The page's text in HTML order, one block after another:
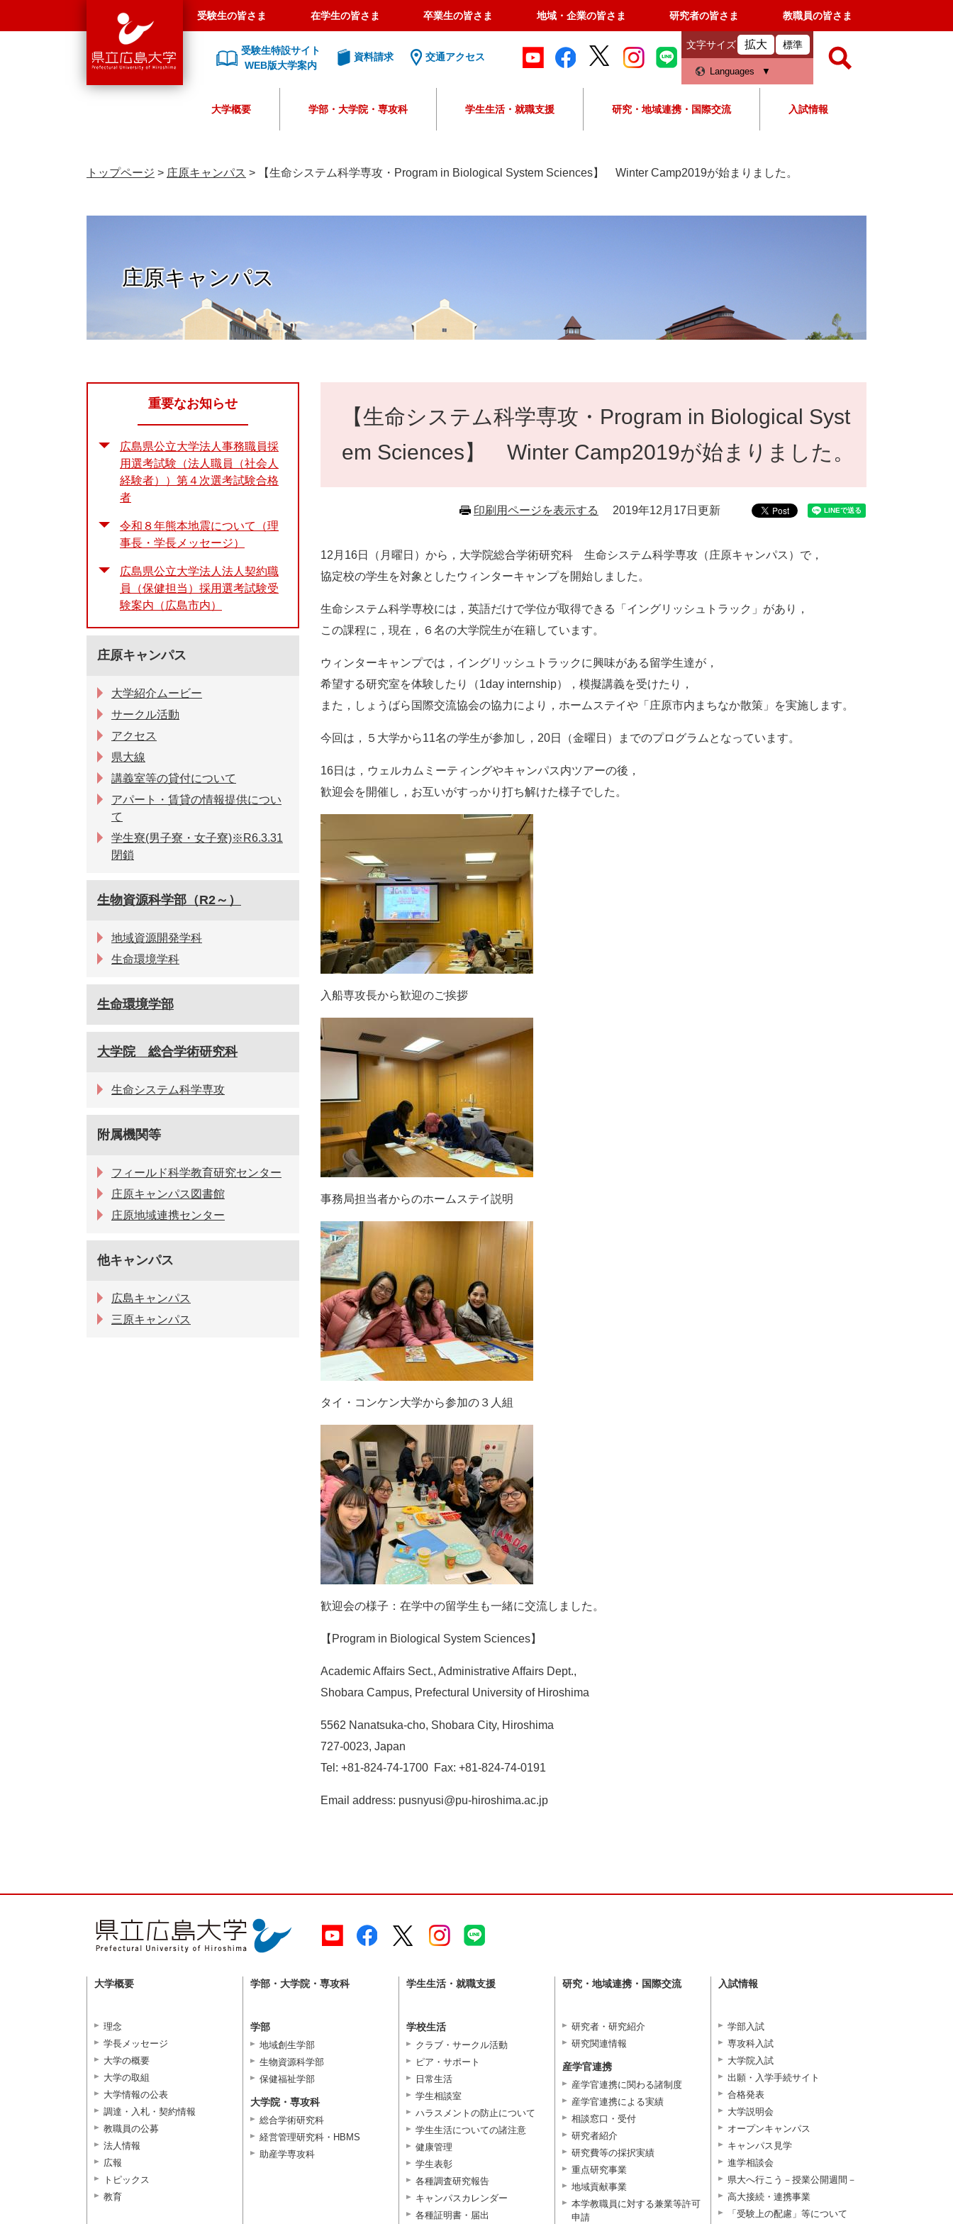
島
大
受験生の皆さま 在学生の皆さま 卒業生の皆さま 地域・企業の皆さま 研究者の皆さま 教職員の皆さま
受験生特設サイト
WEB版大学案内
資料請求 交通アクセス
文字サイズ 拡大 標準
Languages
o
e
大学概要 学部・大学院・専攻科 学生生活・就職支援 研究・地域連携・国際交流 入試情報
トップページ > 庄原キャンパス > 【生命システム科学専攻・Program in Biological System Sciences】 Winter Camp2019が始まりました。
庄原キャンパス
【生命システム科学専攻・Program in Biological Syst
em Sciences】 Winter Camp2019が始まりました。
印刷用ページを表示する 2019年12月17日更新
12月16日（月曜日）から，大学院総合学術研究科 生命システム科学専攻（庄原キャンパス）で，
協定校の学生を対象としたウィンターキャンプを開始しました。
生命システム科学専校には，英語だけで学位が取得できる「イングリッシュトラック」があり，
この課程に，現在，６名の大学院生が在籍しています。
ウィンターキャンプでは，イングリッシュトラックに興味がある留学生達が，
希望する研究室を体験したり（1day internship），模擬講義を受けたり，
また，しょうばら国際交流協会の協力により，ホームステイや「庄原市内まちなか散策」を実施します。
今回は，５大学から11名の学生が参加し，20日（金曜日）までのプログラムとなっています。
16日は，ウェルカムミーティングやキャンパス内ツアーの後，
歓迎会を開催し，お互いがすっかり打ち解けた様子でした。
入船専攻長から歓迎のご挨拶
事務局担当者からのホームステイ説明
タイ・コンケン大学から参加の３人組
歓迎会の様子：在学中の留学生も一緒に交流しました。
【Program in Biological System Sciences】
Academic Affairs Sect., Administrative Affairs Dept.,
Shobara Campus, Prefectural University of Hiroshima
5562 Nanatsuka-cho, Shobara City, Hiroshima
727-0023, Japan
Tel: +81-824-74-1700 Fax: +81-824-74-0191
Email address: pusnyusi@pu-hiroshima.ac.jp
重要なお知らせ
広島県公立大学法人事務職員採
用選考試験（法人職員（社会人
経験者））第４次選考試験合格
者
令和８年熊本地震について（理
事長・学長メッセージ）
広島県公立大学法人法人契約職
員（保健担当）採用選考試験受
験案内（広島市内）
庄原キャンパス
大学紹介ムービー
サークル活動
アクセス
県大線
講義室等の貸付について
アパート・賃貸の情報提供につい
て
学生寮(男子寮・女子寮)※R6.3.31
閉鎖
生物資源科学部（R2～）
地域資源開発学科
生命環境学科
生命環境学部
大学院 総合学術研究科
生命システム科学専攻
附属機関等
フィールド科学教育研究センター
庄原キャンパス図書館
庄原地域連携センター
他キャンパス
広島キャンパス
三原キャンパス
大学概要
理念
学長メッセージ
大学の概要
大学の取組
大学情報の公表
調達・入札・契約情報
教職員の公募
法人情報
広報
トピックス
教育
学部・大学院・専攻科
学部
地域創生学部
生物資源科学部
保健福祉学部
大学院・専攻科
総合学術研究科
経営管理研究科・HBMS
助産学専攻科
学生生活・就職支援
学校生活
クラブ・サークル活動
ピア・サポート
日常生活
学生相談室
ハラスメントの防止について
学生生活についての諸注意
健康管理
学生表彰
各種調査研究報告
キャンパスカレンダー
各種証明書・届出
研究・地域連携・国際交流
研究者・研究紹介
研究関連情報
産学官連携
産学官連携に関わる諸制度
産学官連携による実績
相談窓口・受付
研究者紹介
研究費等の採択実績
重点研究事業
地域貢献事業
本学教職員に対する兼業等許可
申請
入試情報
学部入試
専攻科入試
大学院入試
出願・入学手続サイト
合格発表
大学説明会
オープンキャンパス
キャンパス見学
進学相談会
県大へ行こう－授業公開週間－
高大接続・連携事業
「受験上の配慮」等について